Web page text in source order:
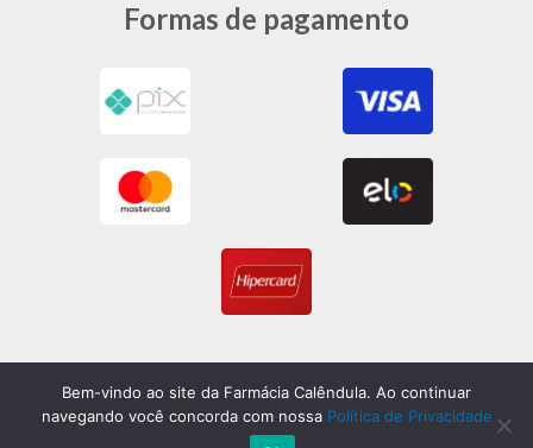
Formas de pagamento
2023 | Todos os direitos reservados © Farmácia Calêndula
Bem-vindo ao site da Farmácia Calêndula. Ao continuar
navegando você concorda com nossa Política de Privacidade